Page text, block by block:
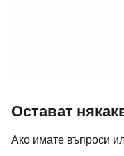
Остават
Ако имате въпроси